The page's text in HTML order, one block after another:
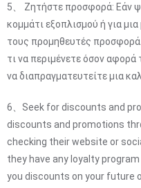
5、 Ζητήστε προσφορά: Εάν
κομμάτι εξοπλισμού ή για
τους προμηθευτές
τι να περιμένετε όσον αφορά
να διαπραγματευτείτε μια
6、Seek for discounts and
discounts and promotions
checking their website or
they have any loyalty
you discounts on your future